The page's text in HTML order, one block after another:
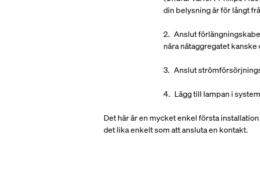
din belysning är för långt
Anslut
nära nätaggregatet
Anslut
Lägg till lampan i
Det här är en mycket enkel första
det lika enkelt som att ansluta en kontakt.